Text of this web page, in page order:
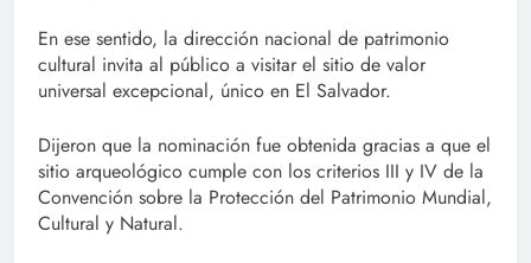
En ese sentido, la dirección nacional de patrimonio
cultural invita al público a visitar el sitio de valor
universal excepcional, único en El Salvador.
Dijeron que la nominación fue obtenida gracias a que el
sitio arqueológico cumple con los criterios III y IV de la
Convención sobre la Protección del Patrimonio Mundial,
Cultural y Natural.